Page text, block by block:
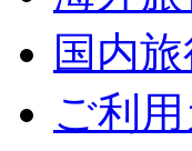
国内
ご利